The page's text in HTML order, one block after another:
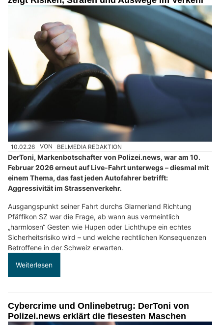
10.02.26 VON BELMEDIA REDAKTION
DerToni, Markenbotschafter von Polizei.news, war am 10.
Februar 2026 erneut auf Live-Fahrt unterwegs – diesmal mit
einem Thema, das fast jeden Autofahrer betrifft:
Aggressivität im Strassenverkehr.
Ausgangspunkt seiner Fahrt durchs Glarnerland Richtung
Pfäffikon SZ war die Frage, ab wann aus vermeintlich
„harmlosen“ Gesten wie Hupen oder Lichthupe ein echtes
Sicherheitsrisiko wird – und welche rechtlichen Konsequenzen
Betroffene in der Schweiz erwarten.
Weiterlesen
Cybercrime und Onlinebetrug: DerToni von
Polizei.news erklärt die fiesesten Maschen